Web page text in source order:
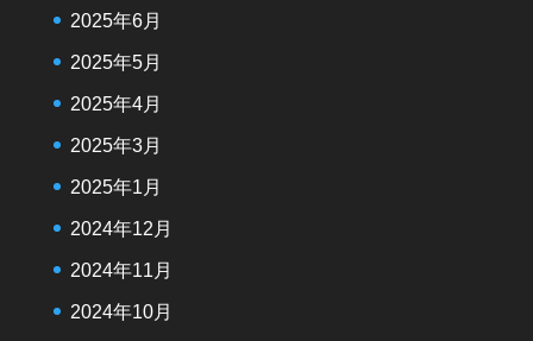
2025年6月
2025年5月
2025年4月
2025年3月
2025年1月
2024年12月
2024年11月
2024年10月